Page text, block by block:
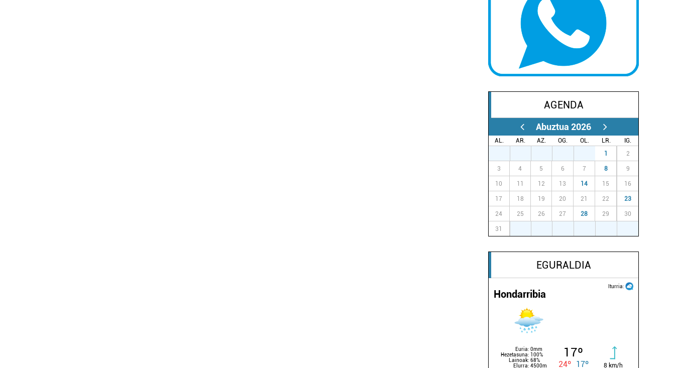
AGENDA
Abuztua 2026
AL. AR. AZ. OG. OL. LR.
IG.
1 2
3 4 5 6 7 8 9
10 11 12 13 14 15 16
17 18 19 20 21 22 23
24 25 26 27 28 29 30
31
EGURALDIA
Iturria:
Hondarribia
Euria: 0mm
Hezetasuna: 100%
Lainoak: 68%
Elurra: 4500m
17º
24º 17º 8 km/h